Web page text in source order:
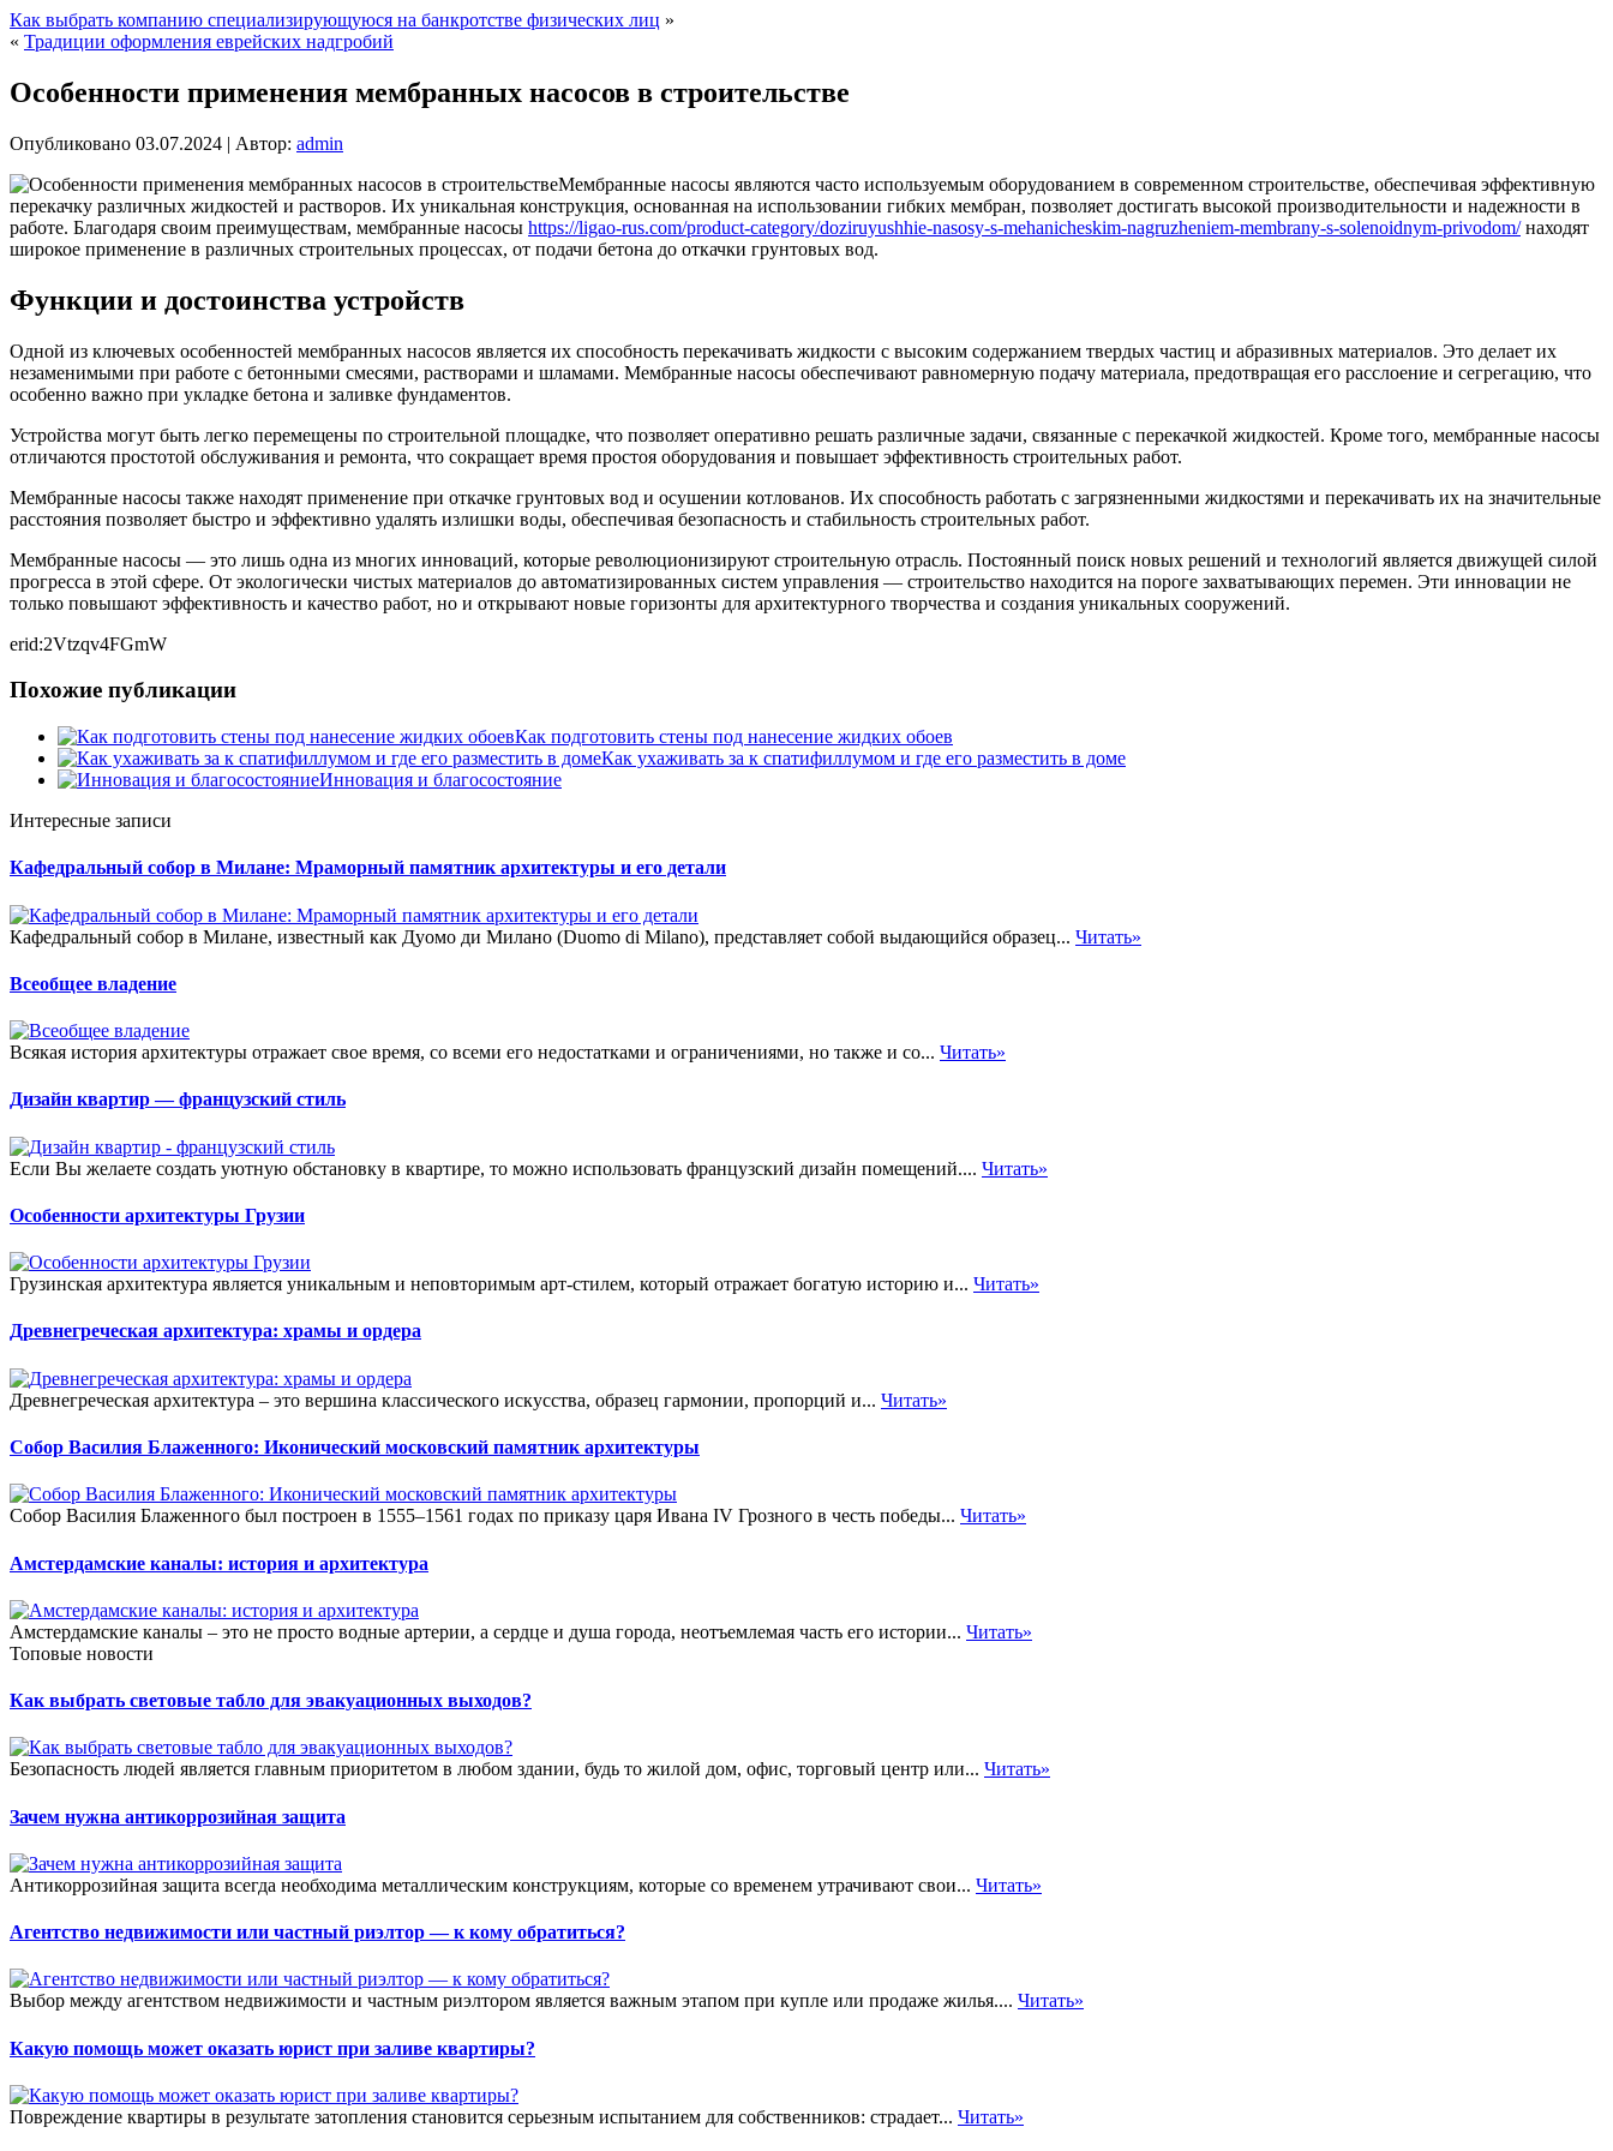
Как выбрать компанию специализирующуюся на банкротстве физических лиц »
« Традиции оформления еврейских надгробий
Особенности применения мембранных насосов в строительстве
Опубликовано 03.07.2024 | Автор: admin
Мембранные насосы являются часто используемым оборудованием в современном строительстве, обеспечивая эффективную
перекачку различных жидкостей и растворов. Их уникальная конструкция, основанная на использовании гибких мембран, позволяет достигать высокой производительности и надежности в
работе. Благодаря своим преимуществам, мембранные насосы https://ligao-rus.com/product-category/doziruyushhie-nasosy-s-mehanicheskim-nagruzheniem-membrany-s-solenoidnym-privodom/находят
широкое применение в различных строительных процессах, от подачи бетона до откачки грунтовых вод.
Функции и достоинства устройств
Одной из ключевых особенностей мембранных насосов является их способность перекачивать жидкости с высоким содержанием твердых частиц и абразивных материалов. Это делает их
незаменимыми при работе с бетонными смесями, растворами и шламами. Мембранные насосы обеспечивают равномерную подачу материала, предотвращая его расслоение и сегрегацию, что
особенно важно при укладке бетона и заливке фундаментов.
Устройства могут быть легко перемещены по строительной площадке, что позволяет оперативно решать различные задачи, связанные с перекачкой жидкостей. Кроме того, мембранные насосы
отличаются простотой обслуживания и ремонта, что сокращает время простоя оборудования и повышает эффективность строительных работ.
Мембранные насосы также находят применение при откачке грунтовых вод и осушении котлованов. Их способность работать с загрязненными жидкостями и перекачивать их на значительные
расстояния позволяет быстро и эффективно удалять излишки воды, обеспечивая безопасность и стабильность строительных работ.
Мембранные насосы — это лишь одна из многих инноваций, которые революционизируют строительную отрасль. Постоянный поиск новых решений и технологий является движущей силой
прогресса в этой сфере. От экологически чистых материалов до автоматизированных систем управления — строительство находится на пороге захватывающих перемен. Эти инновации не
только повышают эффективность и качество работ, но и открывают новые горизонты для архитектурного творчества и создания уникальных сооружений.
erid:2Vtzqv4FGmW
Похожие публикации
Как подготовить стены под нанесение жидких обоев
Как ухаживать за к спатифиллумом и где его разместить в доме
Инновация и благосостояние
Интересные записи
Кафедральный собор в Милане: Мраморный памятник архитектуры и его детали
Кафедральный собор в Милане, известный как Дуомо ди Милано (Duomo di Milano), представляет собой выдающийся образец... Читать»
Всеобщее владение
Всякая история архитектуры отражает свое время, со всеми его недостатками и ограничениями, но также и со... Читать»
Дизайн квартир — французский стиль
Если Вы желаете создать уютную обстановку в квартире, то можно использовать французский дизайн помещений.... Читать»
Особенности архитектуры Грузии
Грузинская архитектура является уникальным и неповторимым арт-стилем, который отражает богатую историю и... Читать»
Древнегреческая архитектура: храмы и ордера
Древнегреческая архитектура – это вершина классического искусства, образец гармонии, пропорций и... Читать»
Собор Василия Блаженного: Иконический московский памятник архитектуры
Собор Василия Блаженного был построен в 1555–1561 годах по приказу царя Ивана IV Грозного в честь победы... Читать»
Амстердамские каналы: история и архитектура
Амстердамские каналы – это не просто водные артерии, а сердце и душа города, неотъемлемая часть его истории... Читать»
Топовые новости
Как выбрать световые табло для эвакуационных выходов?
Безопасность людей является главным приоритетом в любом здании, будь то жилой дом, офис, торговый центр или... Читать»
Зачем нужна антикоррозийная защита
Антикоррозийная защита всегда необходима металлическим конструкциям, которые со временем утрачивают свои... Читать»
Агентство недвижимости или частный риэлтор — к кому обратиться?
Выбор между агентством недвижимости и частным риэлтором является важным этапом при купле или продаже жилья.... Читать»
Какую помощь может оказать юрист при заливе квартиры?
Повреждение квартиры в результате затопления становится серьезным испытанием для собственников: страдает... Читать»